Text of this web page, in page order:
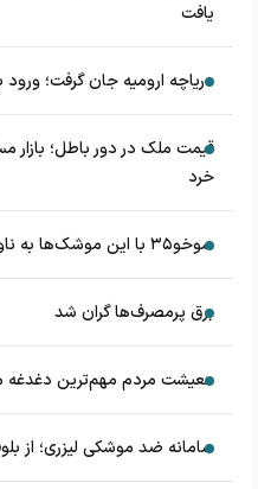
یافت
دریاچه ارومیه جان گرفت؛ ورود بیش از ۴.۵ میلیارد
قیمت ملک در دور باطل؛ بازار
خرد
سوخو۳۵ با این موشک‌ها به ناوهای‌جنگی حمله می‌کند
برق پرمصرف‌ها گران شد
معیشت مردم مهم‌ترین
سامانه ضد موشکی لیزری؛ از